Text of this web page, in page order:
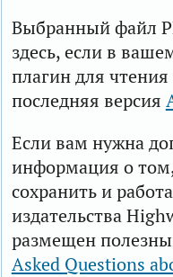
Выбранный файл
здесь, если в
плагин для
последняя версия
Если вам нужна
информация о том,
сохранить и
издательства
размещен
Asked Questions